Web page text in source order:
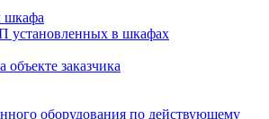
шкафа
установленных в шкафах
заказчика
оборудования по действующему